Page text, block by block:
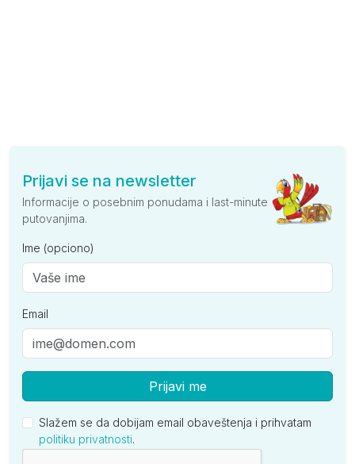
Prijavi se na newsletter
Informacije o posebnim ponudama i last-minute
putovanjima.
Ime (opciono)
Email
Prijavi me
Slažem se da dobijam email obaveštenja i prihvatam
politiku privatnosti.